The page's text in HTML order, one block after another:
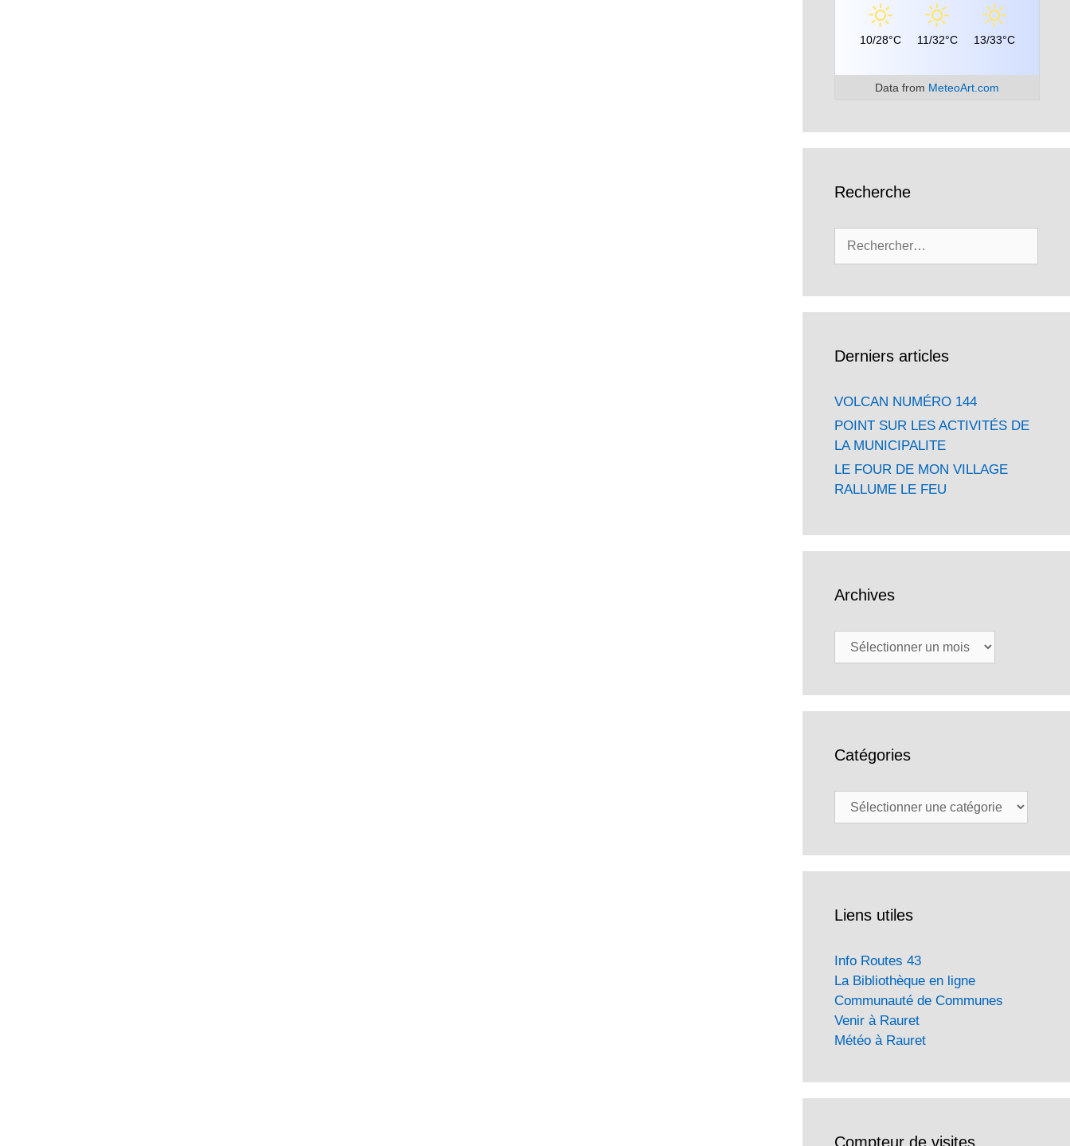
10/28°C 11/32°C 13/33°C
Data from MeteoArt.com
Recherche
Derniers articles
VOLCAN NUMÉRO 144
POINT SUR LES ACTIVITÉS DE
LA MUNICIPALITE
LE FOUR DE MON VILLAGE
RALLUME LE FEU
Archives
Archives
Catégories
Catégories
Liens utiles
Info Routes 43
La Bibliothèque en ligne
Communauté de Communes
Venir à Rauret
Météo à Rauret
Compteur de visites